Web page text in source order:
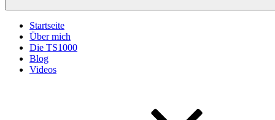
Startseite
Über mich
Die TS1000
Blog
Videos